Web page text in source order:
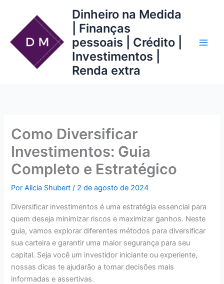
conteúdo
Dinheiro na Medida
| Finanças
pessoais | Crédito |
Investimentos |
Renda extra
Como Diversificar
Investimentos: Guia
Completo e Estratégico
PorAlicia Shubert/ 2 de agosto de 2024
Diversificar investimentos é uma estratégia essencial para
quem deseja minimizar riscos e maximizar ganhos. Neste
guia, vamos explorar diferentes métodos para diversificar
sua carteira e garantir uma maior segurança para seu
capital. Seja você um investidor iniciante ou experiente,
nossas dicas te ajudarão a tomar decisões mais
informadas e assertivas.